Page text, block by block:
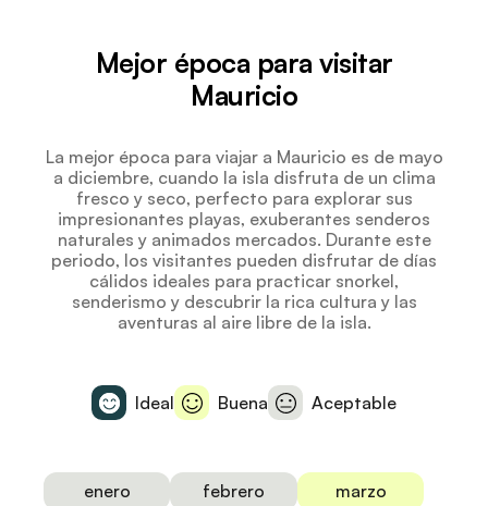
Mejor época para visitar
Mauricio
La mejor época para viajar a Mauricio es de mayo
a diciembre, cuando la isla disfruta de un clima
fresco y seco, perfecto para explorar sus
impresionantes playas, exuberantes senderos
naturales y animados mercados. Durante este
periodo, los visitantes pueden disfrutar de días
cálidos ideales para practicar snorkel,
senderismo y descubrir la rica cultura y las
aventuras al aire libre de la isla.
Ideal Buena Aceptable
enero febrero
marzo